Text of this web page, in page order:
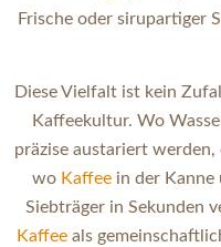
Frische oder sirupartiger
Diese Vielfalt ist kein
Kaffeekultur. Wo
präzise austariert
wo Kaffeein der Kanne
Siebträger in Sekunden
Kaffee als